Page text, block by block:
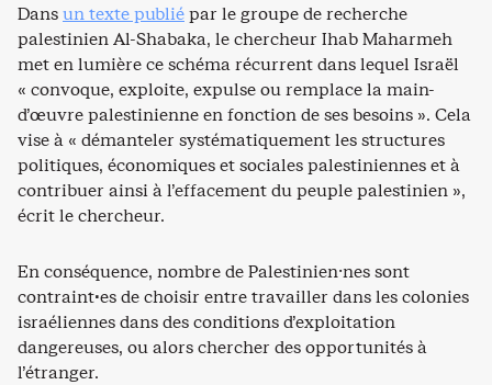
Dansun texte publiépar le groupe de recherche
palestinien Al-Shabaka, le chercheur Ihab Maharmeh
met en lumière ce schéma récurrent dans lequel Israël
« convoque, exploite, expulse ou remplace la main-
d’œuvre palestinienne en fonction de ses besoins ». Cela
vise à « démanteler systématiquement les structures
politiques, économiques et sociales palestiniennes et à
contribuer ainsi à l’effacement du peuple palestinien »,
écrit le chercheur.
En conséquence, nombre de Palestinien⸱nes sont
contraint·es de choisir entre travailler dans les colonies
israéliennes dans des conditions d’exploitation
dangereuses, ou alors chercher des opportunités à
l’étranger.